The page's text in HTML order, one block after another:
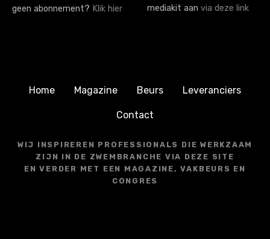
geen abonnement? Klik hier
mediakit aan via deze link
Home Magazine Beurs Leveranciers
Contact
WIJ INSPIREREN PROFESSIONALS DIE WERKZAAM
ZIJN IN DE ZWEMBRANCHE VIA DEZE SITE
EN VERDER MET EEN MAGAZINE, VAKBEURS EN
CONGRES